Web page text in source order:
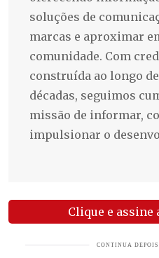
soluções de
marcas e aproximar
comunidade. Com
construída ao longo
décadas, seguimos
missão de informar,
impulsionar o
Clique e assine